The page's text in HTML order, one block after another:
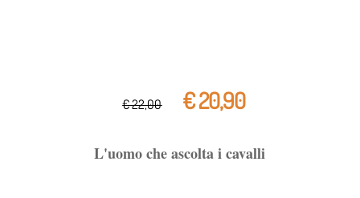
€ 22,00 € 20,90
L'uomo che ascolta i cavalli